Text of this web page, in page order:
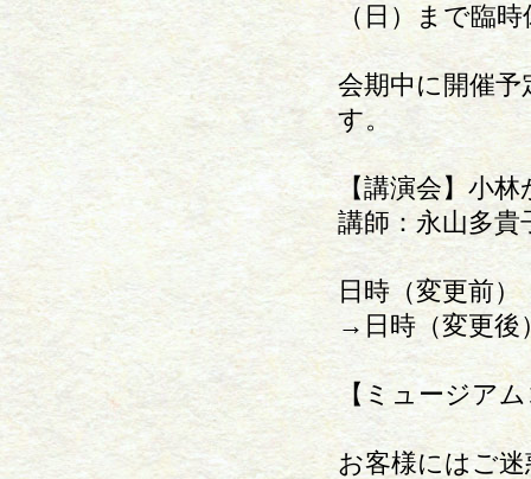
（日）まで臨
会期中に開催
す。
【講演会】小
講師：永山多貴
日時（変更前）
→日時（変更後
【ミュージア
お客様にはご